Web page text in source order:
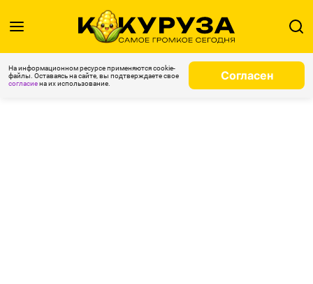
На информационном ресурсе применяются cookie-
файлы. Оставаясь на сайте, вы подтверждаете свое
согласиена их использование.
Согласен